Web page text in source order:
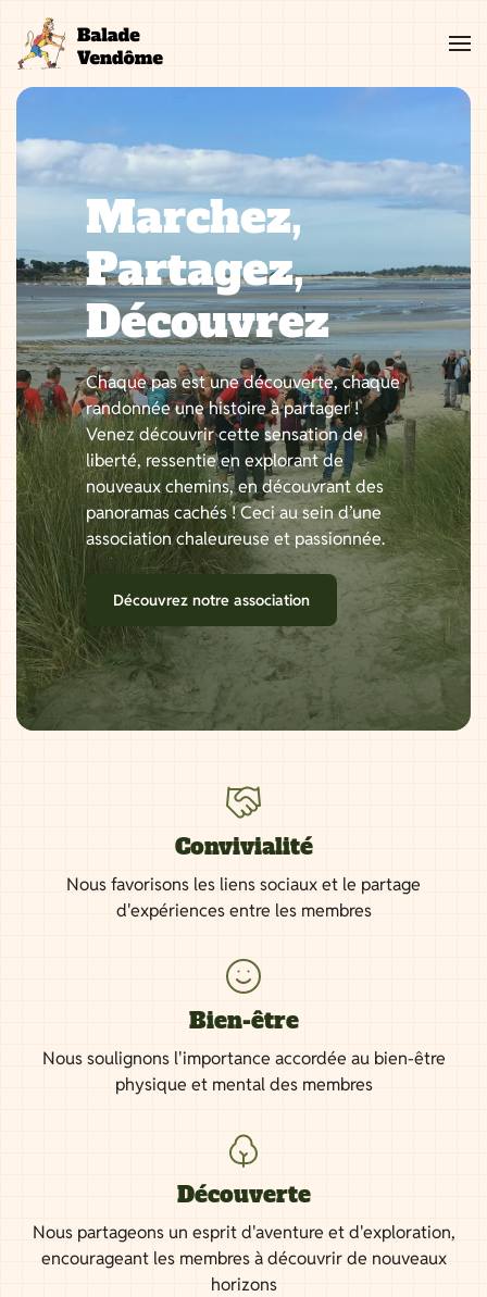
contenu
Marchez,
Partagez,
Découvrez
Chaque pas est une découverte, chaque
randonnée une histoire à partager !
Venez découvrir cette sensation de
liberté, ressentie en explorant de
nouveaux chemins, en découvrant des
panoramas cachés ! Ceci au sein d’une
association chaleureuse et passionnée.
Découvrez notre association
Convivialité
Nous favorisons les liens sociaux et le partage
d'expériences entre les membres
Bien-être
Nous soulignons l'importance accordée au bien-être
physique et mental des membres
Découverte
Nous partageons un esprit d'aventure et d'exploration,
encourageant les membres à découvrir de nouveaux
horizons